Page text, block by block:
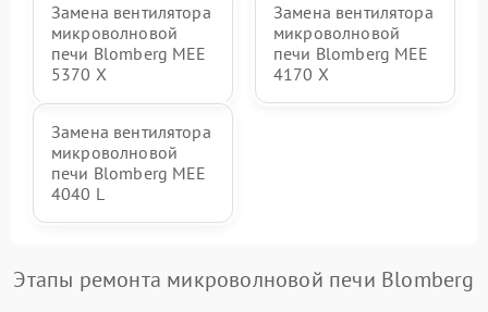
Замена вентилятора
микроволновой
печи Blomberg MEE
5370 X
Замена вентилятора
микроволновой
печи Blomberg MEE
4170 X
Замена вентилятора
микроволновой
печи Blomberg MEE
4040 L
Этапы ремонта микроволновой печи Blomberg